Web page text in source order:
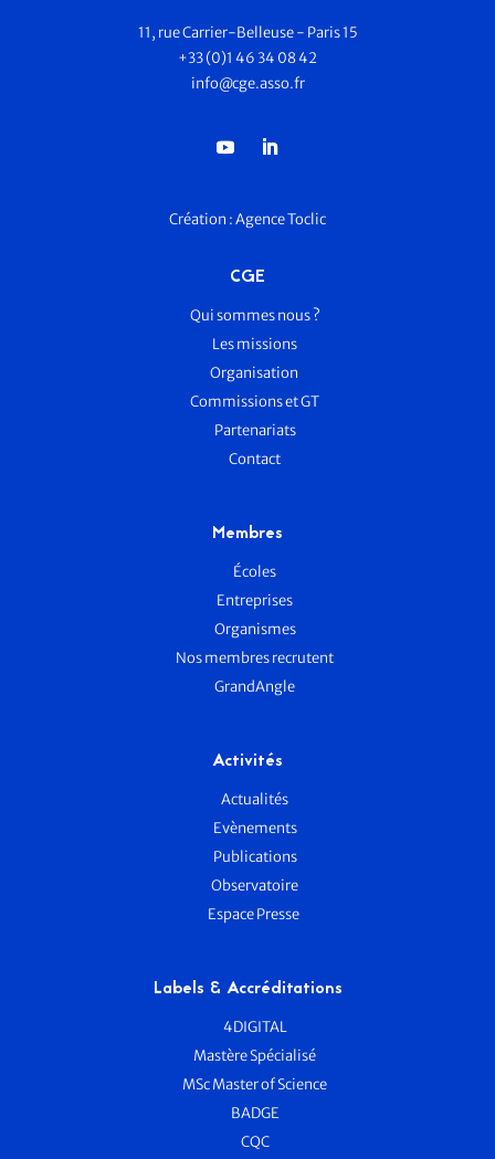
11, rue Carrier-Belleuse - Paris 15
+33 (0)1 46 34 08 42
info@cge.asso.fr
Création :Agence Toclic
CGE
Qui sommes nous ?
Les missions
Organisation
Commissions et GT
Partenariats
Contact
Membres
Écoles
Entreprises
Organismes
Nos membres recrutent
GrandAngle
Activités
Actualités
Evènements
Publications
Observatoire
Espace Presse
Labels & Accréditations
4DIGITAL
Mastère Spécialisé
MSc Master of Science
BADGE
CQC